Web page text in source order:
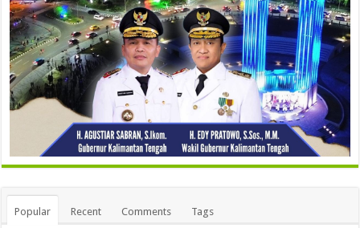
Popular Recent Comments Tags